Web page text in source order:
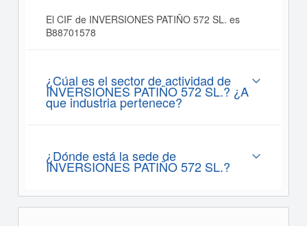
El CIF de INVERSIONES PATIÑO 572 SL. es
B88701578
¿Cúal es el sector de actividad de
INVERSIONES PATIÑO 572 SL.? ¿A
que industria pertenece?
¿Dónde está la sede de
INVERSIONES PATIÑO 572 SL.?